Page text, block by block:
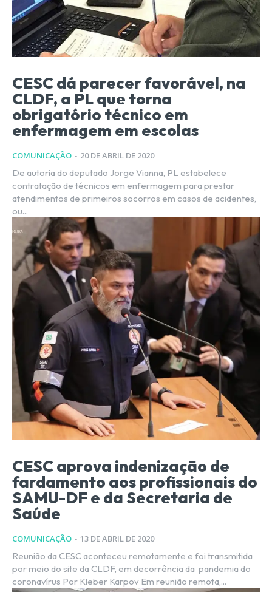
CESC dá parecer favorável, na
CLDF, a PL que torna
obrigatório técnico em
enfermagem em escolas
COMUNICAÇÃO - 20 DE ABRIL DE 2020
De autoria do deputado Jorge Vianna, PL estabelece
contratação de técnicos em enfermagem para prestar
atendimentos de primeiros socorros em casos de acidentes,
ou...
CESC aprova indenização de
fardamento aos profissionais do
SAMU-DF e da Secretaria de
Saúde
COMUNICAÇÃO - 13 DE ABRIL DE 2020
Reunião da CESC aconteceu remotamente e foi transmitida
por meio do site da CLDF, em decorrência da pandemia do
coronavírus Por Kleber Karpov Em reunião remota,...